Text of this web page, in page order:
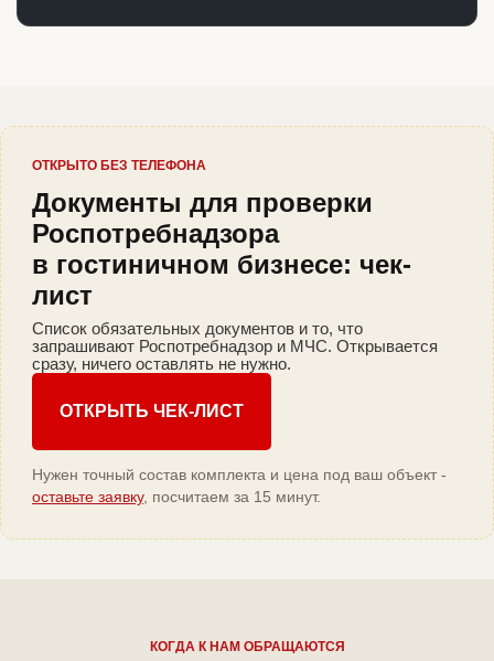
ОТКРЫТО БЕЗ ТЕЛЕФОНА
Документы для проверки
Роспотребнадзора
в гостиничном бизнесе: чек-
лист
Список обязательных документов и то, что
запрашивают Роспотребнадзор и МЧС. Открывается
сразу, ничего оставлять не нужно.
ОТКРЫТЬ ЧЕК-ЛИСТ
Нужен точный состав комплекта и цена под ваш объект -
оставьте заявку, посчитаем за 15 минут.
КОГДА К НАМ ОБРАЩАЮТСЯ